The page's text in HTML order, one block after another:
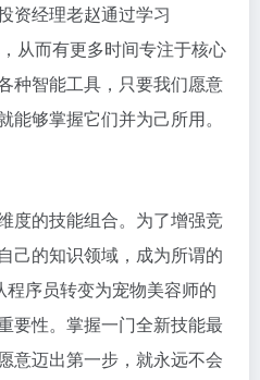
资经理老赵通过学习
从而有更多时间专注于核心
种智能工具，只要我们愿意
够掌握它们并为己所用。
度的技能组合。为了增强竞
己的知识领域，成为所谓的
程序员转变为宠物美容师的
要性。掌握一门全新技能最
意迈出第一步，就永远不会